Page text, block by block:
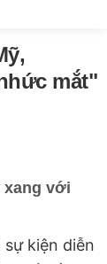
mắt"
xang với
kiện diễn